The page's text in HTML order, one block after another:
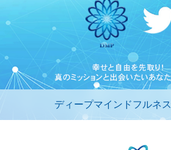
ディープマインドフルネ